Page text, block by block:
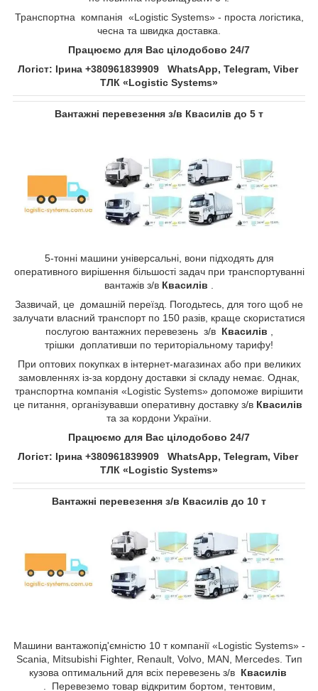
Транспортна компанія «Logistic Systems» - проста логістика,
чесна та швидка доставка.
Працюємо для Вас цілодобово 24/7
Логіст: Ірина +380961839909 WhatsApp, Telegram, Viber
ТЛК «Logistic Systems»
Вантажні перевезення з/в Квасилів​​​​​​​ до 5 т
5-тонні машини універсальні, вони підходять для
оперативного вирішення більшості задач при транспортуванні
вантажів з/в Квасилів​​​​​​​
Зазвичай, це домашній переїзд. Погодьтесь, для того щоб не
залучати власний транспорт по 150 разів, краще скористатися
послугою вантажних перевезень з/в Квасилів​​​​​​​
трішки доплативши по територіальному тарифу!
При оптових покупках в інтернет-магазинах або при великих
замовленнях із-за кордону доставки зі складу немає. Однак,
транспортна компанія «Logistic Systems» допоможе вирішити
це питання, організувавши оперативну доставку з/в Квасилів​​​​​​​
та за кордони України.
Працюємо для Вас цілодобово 24/7
Логіст: Ірина +380961839909 WhatsApp, Telegram, Viber
ТЛК «Logistic Systems»
Вантажні перевезення з/в Квасилів​​​​​​​ до 10 т
Машини вантажопід'ємністю 10 т компанії «Logistic Systems» -
Scania, Mitsubishi Fighter, Renault, Volvo, MAN, Mercedes. Тип
кузова оптимальний для всіх перевезень з/в Квасилів​​​​​​​
. Перевеземо товар відкритим бортом, тентовим,